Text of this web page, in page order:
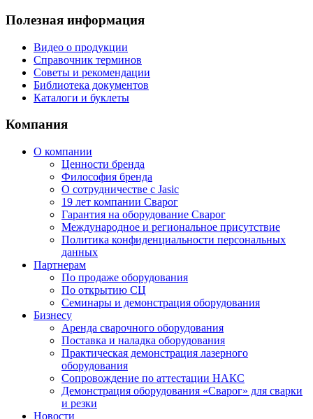
Полезная информация
Видео о продукции
Справочник терминов
Советы и рекомендации
Библиотека документов
Каталоги и буклеты
Компания
О компании
Ценности бренда
Философия бренда
О сотрудничестве с Jasic
19 лет компании Сварог
Гарантия на оборудование Сварог
Международное и региональное присутствие
Политика конфиденциальности персональных
данных
Партнерам
По продаже оборудования
По открытию СЦ
Семинары и демонстрация оборудования
Бизнесу
Аренда сварочного оборудования
Поставка и наладка оборудования
Практическая демонстрация лазерного
оборудования
Сопровождение по аттестации НАКС
Демонстрация оборудования «Сварог» для сварки
и резки
Новости